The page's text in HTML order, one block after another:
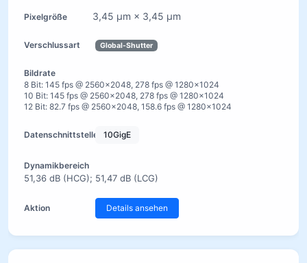
3,45 µm × 3,45 µm
Global-Shutter
8 Bit: 145 fps @ 2560×2048, 278 fps @ 1280×1024
10 Bit: 145 fps @ 2560×2048, 278 fps @ 1280×1024
12 Bit: 82.7 fps @ 2560×2048, 158.6 fps @ 1280×1024
10GigE
51,36 dB (HCG); 51,47 dB (LCG)
Details ansehen